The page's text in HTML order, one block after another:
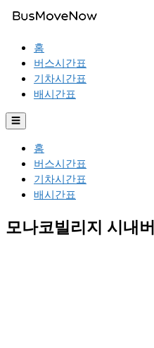
홈
버스시간표
기차시간표
배시간표
☰
홈
버스시간표
기차시간표
배시간표
모나코빌리지 시내